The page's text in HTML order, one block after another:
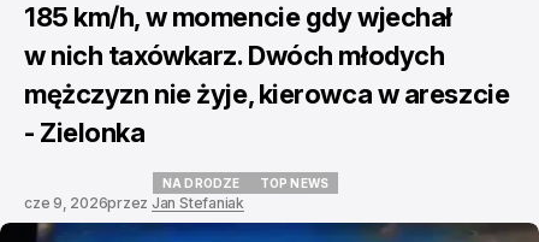
185 km/h, w momencie gdy wjechał
w nich taxówkarz. Dwóch młodych
mężczyzn nie żyje, kierowca w areszcie
- Zielonka
NA DRODZE TOP NEWS
cze 9, 2026przez Jan Stefaniak